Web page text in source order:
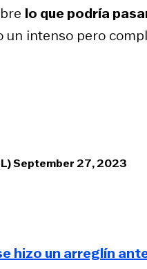
lo que podría
un intenso pero
September 27, 2023
hizo un arreglín